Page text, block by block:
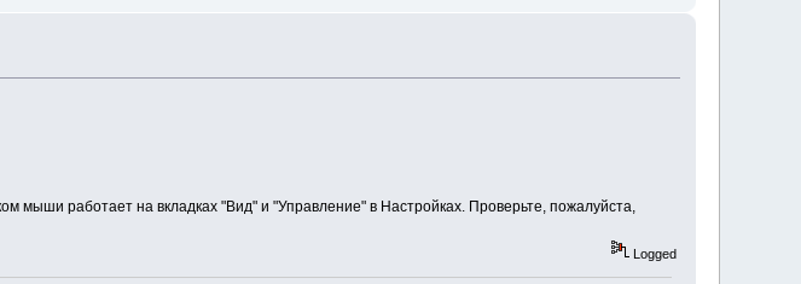
мыши работает на вкладках "Вид" и "Управление" в Настройках. Проверьте, пожалуйста,
Logged